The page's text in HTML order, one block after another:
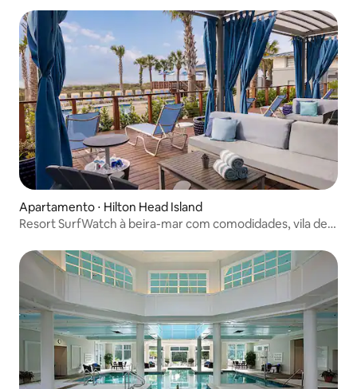
Apartamento ⋅ Hilton Head Island
Resort SurfWatch à beira-mar com comodidades, vila de 3